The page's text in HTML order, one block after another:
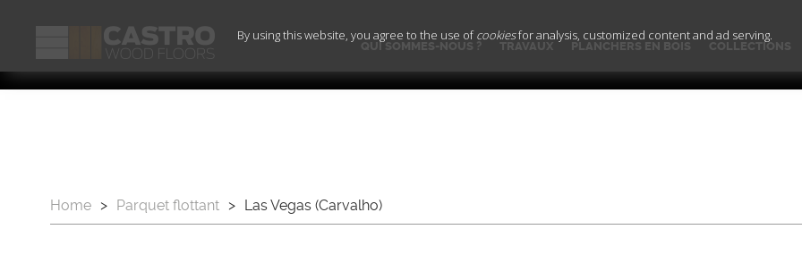
QUI SOMMES-NOUS ? TRAVAUX PLANCHERS EN BOIS COLLECTIONS
Home > Parquet flottant > Las Vegas (Carvalho)
By using this website, you agree to the use ofcookiesfor analysis, customized content and ad serving.